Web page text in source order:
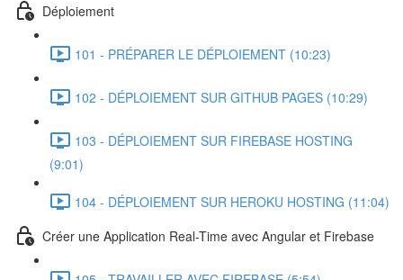
Déploiement
101 - PRÉPARER LE DÉPLOIEMENT (10:23)
102 - DÉPLOIEMENT SUR GITHUB PAGES (10:29)
103 - DÉPLOIEMENT SUR FIREBASE HOSTING
(9:01)
104 - DÉPLOIEMENT SUR HEROKU HOSTING (11:04)
Créer une Application Real-Time avec Angular et Firebase